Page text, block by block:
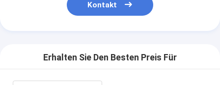
Kontakt
Erhalten Sie Den Besten Preis Für